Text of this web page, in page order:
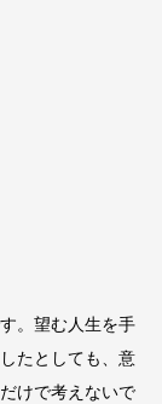
。望む人生を手
たとしても、意
けで考えないで